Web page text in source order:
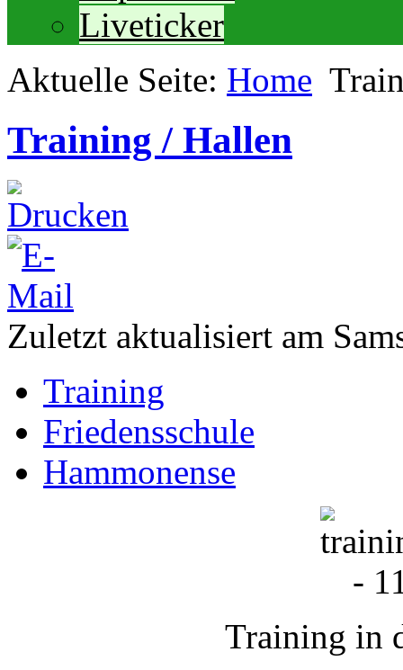
Liveticker
Aktuelle Seite: Home
Training / Hallen
Zuletzt aktualisiert am
Training
Friedensschule
Hammonense
Training in